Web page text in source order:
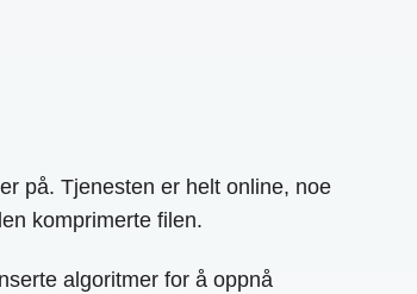
på. Tjenesten er helt online, noe
komprimerte filen.
algoritmer for å oppnå